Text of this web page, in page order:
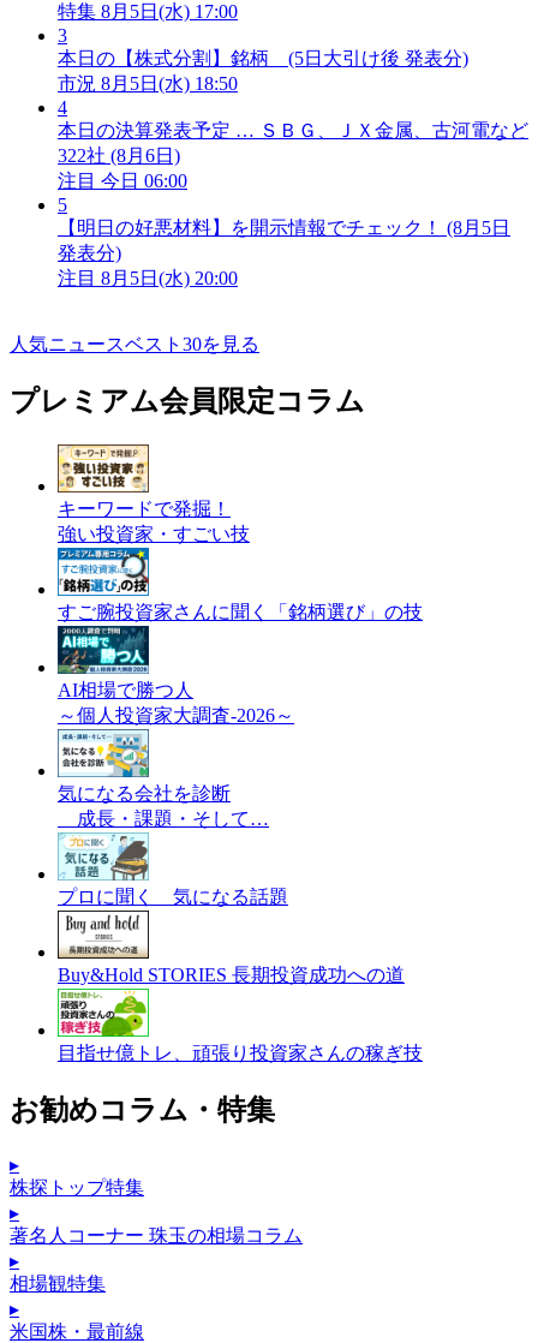
特集 8月5日(水) 17:00
3
本日の【株式分割】銘柄 (5日大引け後 発表分)
市況 8月5日(水) 18:50
4
本日の決算発表予定 … ＳＢＧ、ＪＸ金属、古河電など
322社 (8月6日)
注目 今日 06:00
5
【明日の好悪材料】を開示情報でチェック！ (8月5日
発表分)
注目 8月5日(水) 20:00
人気ニュースベスト30を見る
プレミアム会員限定コラム
キーワードで発掘！
強い投資家・すごい技
すご腕投資家さんに聞く「銘柄選び」の技
AI相場で勝つ人
～個人投資家大調査-2026～
気になる会社を診断
成長・課題・そして…
プロに聞く 気になる話題
Buy&Hold STORIES 長期投資成功への道
目指せ億トレ、頑張り投資家さんの稼ぎ技
お勧めコラム・特集
▸
株探トップ特集
▸
著名人コーナー 珠玉の相場コラム
▸
相場観特集
▸
米国株・最前線